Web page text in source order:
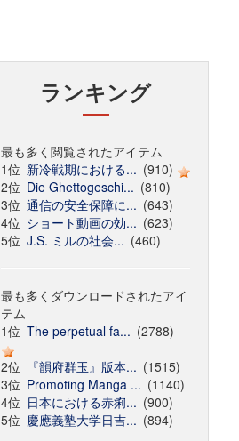
ランキング
最も多く閲覧されたアイテム
1位 新冷戦期における... (910)
2位 Die Ghettogeschi... (810)
3位 通信の安全保障に... (643)
4位 ショート動画の効... (623)
5位 J.S. ミルの社会... (460)
最も多くダウンロードされたアイ
テム
1位 The perpetual fa... (2788)
2位
『韻府群玉』版本... (1515)
3位 Promoting Manga ... (1140)
4位 日本における赤痢... (900)
5位 慶應義塾大学日吉... (894)